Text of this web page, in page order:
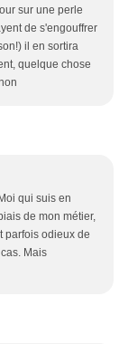
sur une perle
de s'engouffrer
il en sortira
quelque chose
qui suis en
de mon métier,
parfois odieux de
Mais